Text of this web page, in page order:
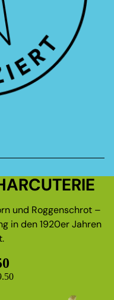
und Roggenschrot –
in den 1920er Jahren